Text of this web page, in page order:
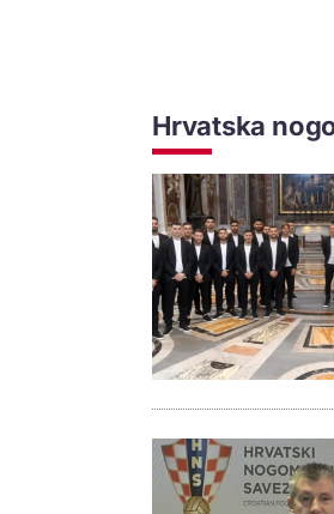
Hrvatska